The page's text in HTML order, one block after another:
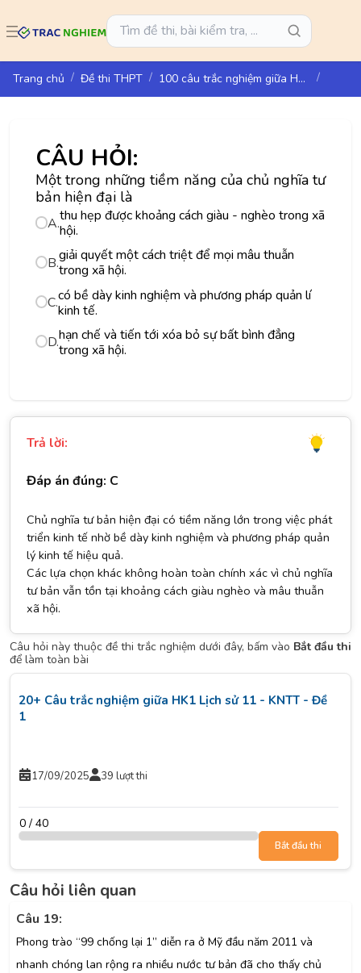
Trang chủ Đề thi THPT 100 câu trắc nghiệm giữa HK1 Lịch sử 11 - KNTT
CÂU HỎI:
Một trong những tiềm năng của chủ nghĩa tư
bản hiện đại là
A.thu hẹp được khoảng cách giàu - nghèo trong xã
hội.
B.giải quyết một cách triệt để mọi mâu thuẫn
trong xã hội.
C.có bề dày kinh nghiệm và phương pháp quản lí
kinh tế.
D.hạn chế và tiến tới xóa bỏ sự bất bình đẳng
trong xã hội.
Trả lời:
Đáp án đúng: C
Chủ nghĩa tư bản hiện đại có tiềm năng lớn trong việc phát
triển kinh tế nhờ bề dày kinh nghiệm và phương pháp quản
lý kinh tế hiệu quả.
Các lựa chọn khác không hoàn toàn chính xác vì chủ nghĩa
tư bản vẫn tồn tại khoảng cách giàu nghèo và mâu thuẫn
xã hội.
Câu hỏi này thuộc đề thi trắc nghiệm dưới đây, bấm vào Bắt đầu thi
để làm toàn bài
20+ Câu trắc nghiệm giữa HK1 Lịch sử 11 - KNTT - Đề
1
17/09/2025 39 lượt thi
0 / 40
Bắt đầu thi
Câu hỏi liên quan
Câu 19:
Phong trào “99 chống lại 1” diễn ra ở Mỹ đầu năm 2011 và
nhanh chóng lan rộng ra nhiều nước tư bản đã cho thấy chủ